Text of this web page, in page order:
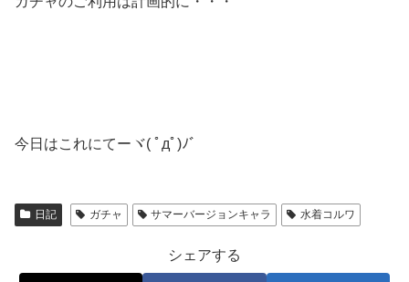
今日はこれにてーヾ( ﾟдﾟ)ﾉ゛
日記 ガチャ サマーバージョンキャラ 水着コルワ
シェアする